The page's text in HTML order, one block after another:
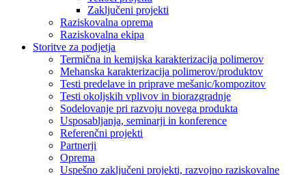
Zaključeni projekti
Raziskovalna oprema
Raziskovalna ekipa
Storitve za podjetja
Termična in kemijska karakterizacija polimerov
Mehanska karakterizacija polimerov/produktov
Testi predelave in priprave mešanic/kompozitov
Testi okoljskih vplivov in biorazgradnje
Sodelovanje pri razvoju novega produkta
Usposabljanja, seminarji in konference
Referenčni projekti
Partnerji
Oprema
Uspešno zaključeni projekti, razvojno raziskovalne